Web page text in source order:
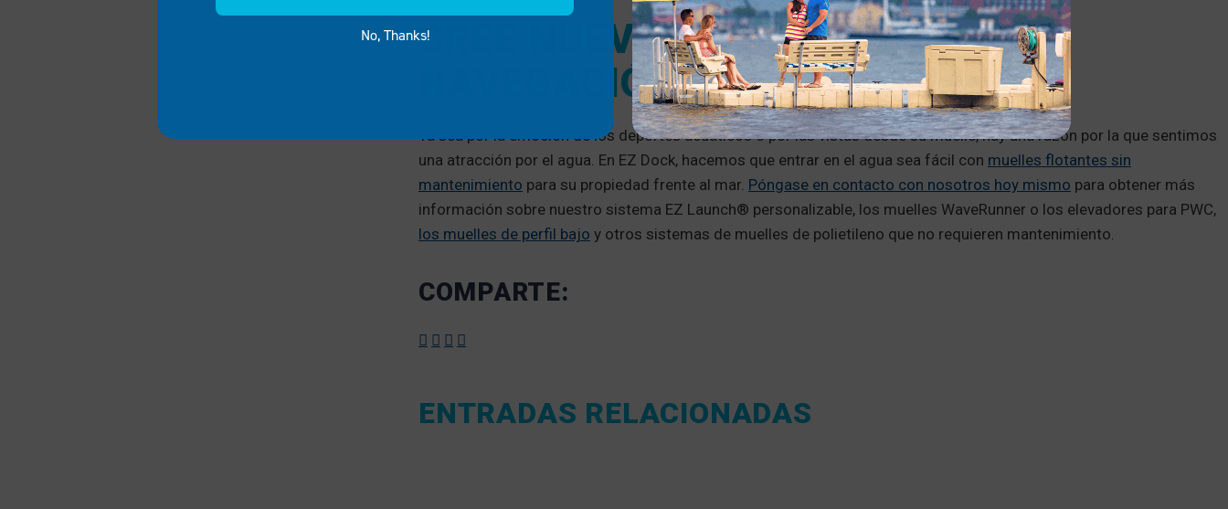
CREE NUEVOS RECUERDOS DE LA
NAVEGACIÓN CON EZ DOCK
Ya sea por la emoción de los deportes acuáticos o por las vistas desde su muelle, hay una razón por la que sentimos
una atracción por el agua. En EZ Dock, hacemos que entrar en el agua sea fácil con muelles flotantes sin
mantenimiento para su propiedad frente al mar. Póngase en contacto con nosotros hoy mismo para obtener más
información sobre nuestro sistema EZ Launch® personalizable, los muelles WaveRunner o los elevadores para PWC,
los muelles de perfil bajo y otros sistemas de muelles de polietileno que no requieren mantenimiento.
COMPARTE:
ENTRADAS RELACIONADAS
No, Thanks!